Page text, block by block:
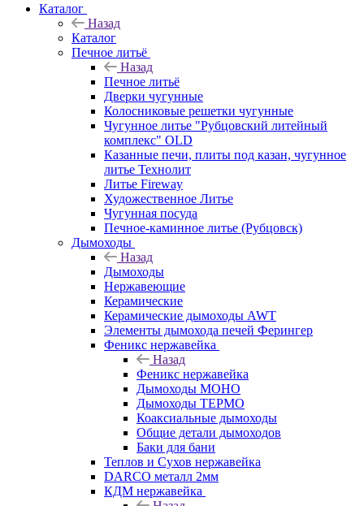
Каталог
Назад
Каталог
Печное литьё
Назад
Печное литьё
Дверки чугунные
Колосниковые решетки чугунные
Чугунное литье "Рубцовский литейный
комплекс" OLD
Казанные печи, плиты под казан, чугунное
литье Технолит
Литье Fireway
Художественное Литье
Чугунная посуда
Печное-каминное литье (Рубцовск)
Дымоходы
Назад
Дымоходы
Нержавеющие
Керамические
Керамические дымоходы AWT
Элементы дымохода печей Ферингер
Феникс нержавейка
Назад
Феникс нержавейка
Дымоходы МОНО
Дымоходы ТЕРМО
Коаксиальные дымоходы
Общие детали дымоходов
Баки для бани
Теплов и Сухов нержавейка
DARCO металл 2мм
КДМ нержавейка